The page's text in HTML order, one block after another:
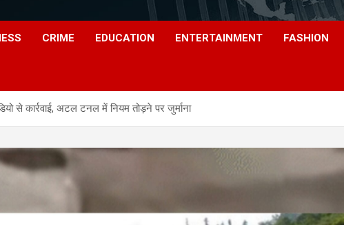
CRIME EDUCATION ENTERTAINMENT FASHION
से कार्रवाई, अटल टनल में नियम तोड़ने पर जुर्माना